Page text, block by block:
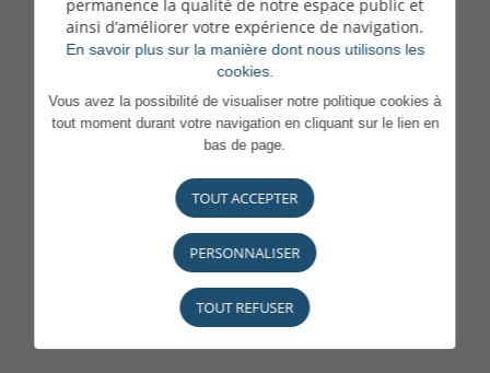
La
page
permanence la qualité de notre espace public et
ainsi d’améliorer votre expérience de navigation.
En savoir plus sur la manière dont nous utilisons les
cookies.
Vous avez la possibilité de visualiser notre politique cookies à
tout moment durant votre navigation en cliquant sur le lien en
bas de page.
TOUT ACCEPTER
PERSONNALISER
TOUT REFUSER